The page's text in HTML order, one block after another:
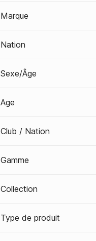
Marque
Nation
Sexe/Âge
Age
Club / Nation
Gamme
Collection
Type de produit